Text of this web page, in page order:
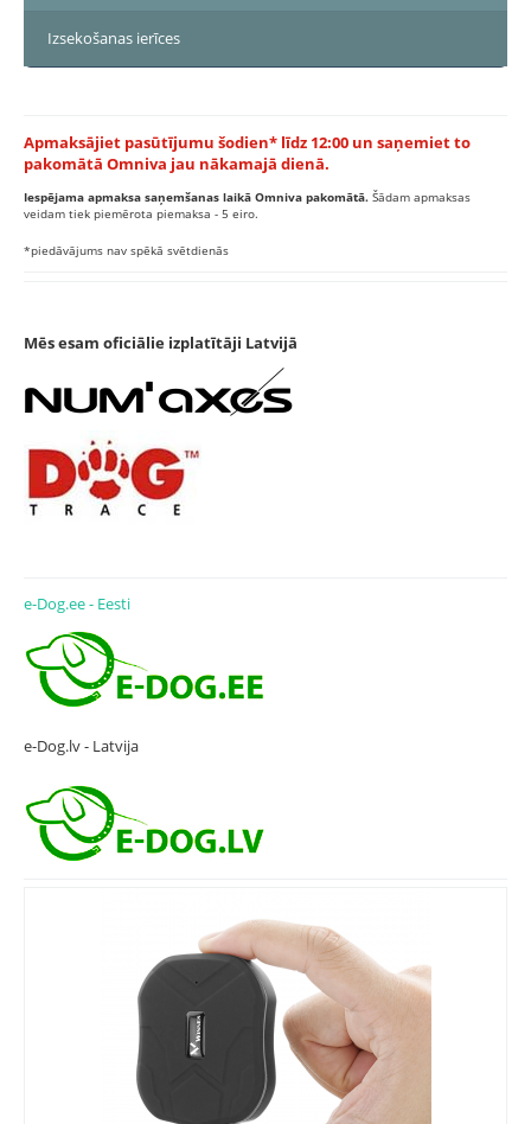
Izsekošanas ierīces
Apmaksājiet pasūtījumu šodien* līdz 12:00 un saņemiet to
pakomātā Omniva jau nākamajā dienā.
Iespējama apmaksa saņemšanas laikā Omniva pakomātā. Šādam apmaksas
veidam tiek piemērota piemaksa - 5 eiro.
*piedāvājums nav spēkā svētdienās
Mēs esam oficiālie izplatītāji Latvijā
e-Dog.ee - Eesti
e-Dog.lv - Latvija